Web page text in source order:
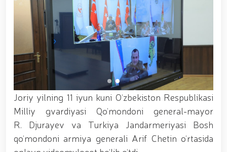
xizmat itlari ko‘rgazmasi tashkil etildi. // “Dog
biatloni” bellashuvining 6-respublika idoralararo
musobaqasi g'oliblari aniqlandi. // O‘zbekistonning
harbiy salohiyatini mustahkamlash: islohotlar va
ustuvor vazifalar.// Milliy gvardiya qo‘mondoni
Jamoat xavfsizligi universiteti bitiruvchi kursantlari
bilan uchrashdi.// 9-may — Xotira va qadrlash kuni
munosabati bilan Milliy gvardiya qoʻmondonligi
tomonidan poytaxtimizda istiqomat qiluvchi Ikkinchi
jahon urushi qatnashchilari va faxriylari holidan xabar
olindi. // “Uyg‘oq xotira” nomli teatrlashtirilgan
musiqiy konsert dasturi namoyish qilindi.// “Uch
avlod uchrashuvi” hamda “Bizning qahramonlar”
kitobining taqdimotiga bag‘ishlangan tadbir tashkil
etildi.// “Men G‘olib Run” yugurish musobaqasida
Joriy yilning 11 iyun kuni O‘zbekiston Respublikasi
Milliy gvardiyasi Qo‘mondoni general-mayor
R. Djurayev va Turkiya Jandarmeriyasi Bosh
qo‘mondoni armiya generali Arif Chetin o‘rtasida